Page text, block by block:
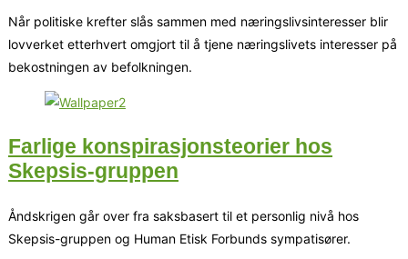
Når politiske krefter slås sammen med næringslivsinteresser blir
lovverket etterhvert omgjort til å tjene næringslivets interesser på
bekostningen av befolkningen.
Farlige konspirasjonsteorier hos
Skepsis-gruppen
Åndskrigen går over fra saksbasert til et personlig nivå hos
Skepsis-gruppen og Human Etisk Forbunds sympatisører.